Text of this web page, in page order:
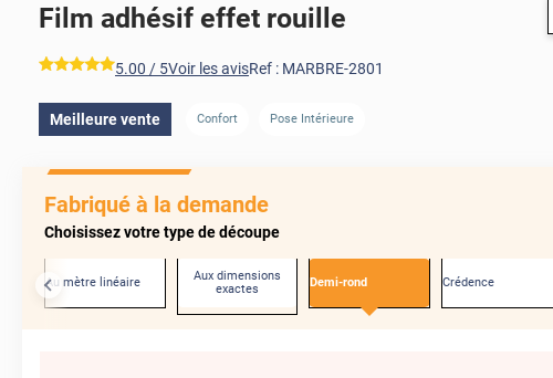
Film adhésif effet rouille
*****
5.00 / 5Voir les avisRef : MARBRE-2801
Meilleure vente Confort Pose Intérieure
Fabriqué à la demande
Choisissez votre type de découpe
Au mètre linéaire
Aux dimensions
exactes
Demi-rond Crédence